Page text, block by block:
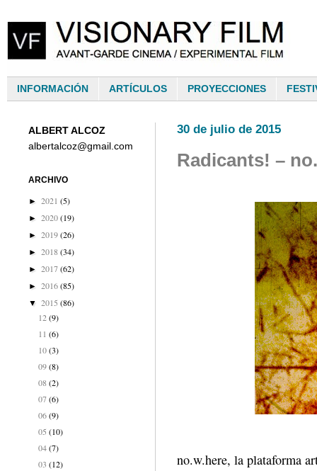
INFORMACIÓN ARTÍCULOS PROYECCIONES
30 de julio de 2015
Radicants! –
no.w.here, la plataforma
ALBERT ALCOZ
albertalcoz@gmail.com
ARCHIVO
► 2021 (5)
► 2020(19)
► 2019(26)
► 2018(34)
► 2017(62)
► 2016(85)
▼ 2015 (86)
12 (9)
11 (6)
10 (3)
09 (8)
08 (2)
07 (6)
06 (9)
05 (10)
04 (7)
03 (12)